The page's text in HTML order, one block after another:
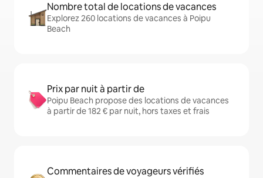
Nombre total de locations de vacances
Explorez 260 locations de vacances à Poipu
Beach
Prix par nuit à partir de
Poipu Beach propose des locations de vacances
à partir de 182 € par nuit, hors taxes et frais
Commentaires de voyageurs vérifiés